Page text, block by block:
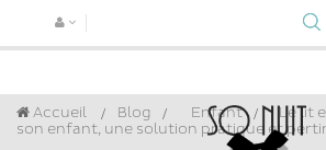
Accueil Blog > Enfant >
Le lit
son enfant, une solution pratique et